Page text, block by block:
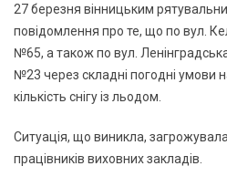
27 березня вінницьким
повідомлення про те, що по вул.
№65, а також по вул.
№23 через складні погодні умови
кількість снігу із льодом.
Ситуація, що виникла,
працівників виховних закладів.